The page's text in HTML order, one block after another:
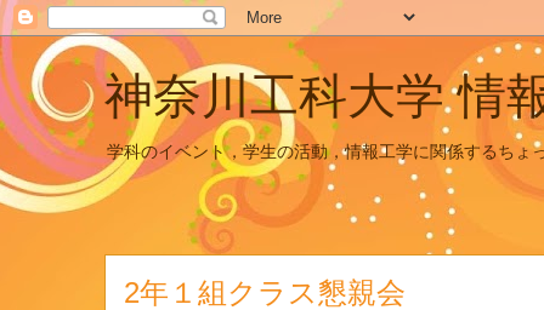
神奈川工科大学 情
学科のイベント，学生の活動，情報工学に関係するちょ
2年１組クラス懇親会